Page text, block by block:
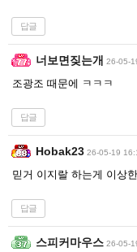
답글
너보면짖는개 26-05-
조광조 때문에 ㅋㅋㅋ
답글
Hobak23 26-05-19
믿거 이지랄 하는게 이상
답글
스피커마우스 26-05-